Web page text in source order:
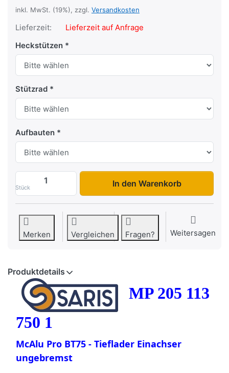
inkl. MwSt. (19%), zzgl. Versandkosten
Lieferzeit:
Lieferzeit auf Anfrage
Heckstützen
Stützrad
Aufbauten
Stück
MP 205 113 750 1 zu 1.414,18 €, Menge 1.
In den Warenkorb
Merken Vergleichen Fragen? Weitersagen
Produktdetails
MP 205 113
750 1
McAlu Pro BT75 - Tieflader Einachser
ungebremst